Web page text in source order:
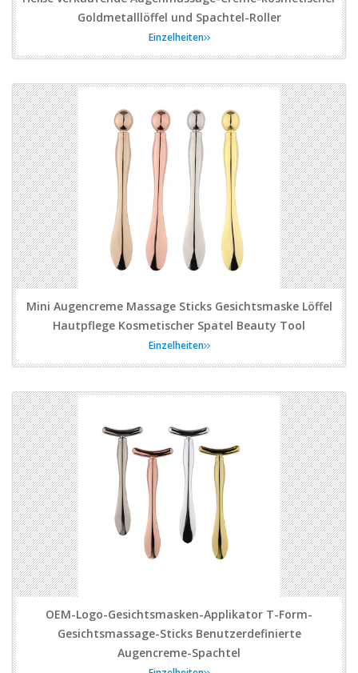
Goldmetalllöffel und Spachtel-Roller
Einzelheiten
Mini Augencreme Massage Sticks Gesichtsmaske Löffel
Hautpflege Kosmetischer Spatel Beauty Tool
Einzelheiten
OEM-Logo-Gesichtsmasken-Applikator T-Form-
Gesichtsmassage-Sticks Benutzerdefinierte
Augencreme-Spachtel